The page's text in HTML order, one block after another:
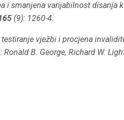
i smanjena varijabilnost disanja
(9): 1260-4.
vježbi i procjena
Ronald B. George, Richard W.